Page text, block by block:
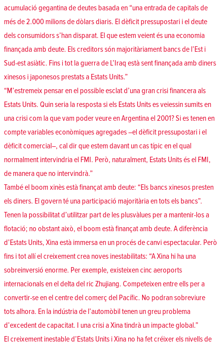
acumulació gegantina de deutes basada en “una entrada de capitals de
més de 2.000 milions de dòlars diaris. El dèficit pressupostari i el deute
dels consumidors s’han disparat. El que estem veient és una economia
finançada amb deute. Els creditors són majoritàriament bancs de l’Est i
Sud-est asiàtic. Fins i tot la guerra de L’Iraq està sent finançada amb diners
xinesos i japonesos prestats a Estats Units.”
“M’estremeix pensar en el possible esclat d’una gran crisi financera als
Estats Units. Quin seria la resposta si els Estats Units es veiessin sumits en
una crisi com la que vam poder veure en Argentina el 2001? Si es tenen en
compte variables econòmiques agregades –el dèficit pressupostari i el
dèficit comercial–, cal dir que estem davant un cas típic en el qual
normalment intervindria el FMI. Però, naturalment, Estats Units és el FMI,
de manera que no intervindrà.”
També el boom xinès està finançat amb deute: “Els bancs xinesos presten
els diners. El govern té una participació majoritària en tots els bancs”.
Tenen la possibilitat d’utilitzar part de les plusvàlues per a mantenir-los a
flotació; no obstant això, el boom està finançat amb deute. A diferència
d’Estats Units, Xina està immersa en un procés de canvi espectacular. Però
fins i tot allí el creixement crea noves inestabilitats: “A Xina hi ha una
sobreinversió enorme. Per exemple, existeixen cinc aeroports
internacionals en el delta del ric Zhujiang. Competeixen entre ells per a
convertir-se en el centre del comerç del Pacífic. No podran sobreviure
tots alhora. En la indústria de l’automòbil tenen un greu problema
d’excedent de capacitat. I una crisi a Xina tindrà un impacte global.”
El creixement inestable d’Estats Units i Xina no ha fet créixer els nivells de